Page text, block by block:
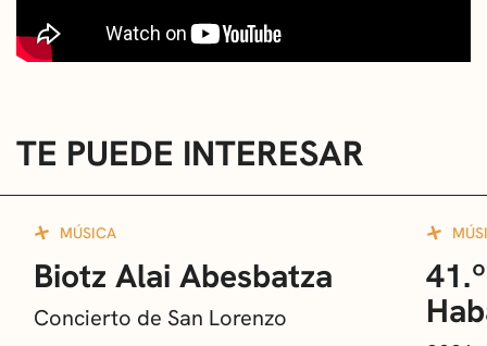
TE PUEDE INTERESAR
MÚSICA
Biotz Alai Abesbatza
Concierto de San Lorenzo